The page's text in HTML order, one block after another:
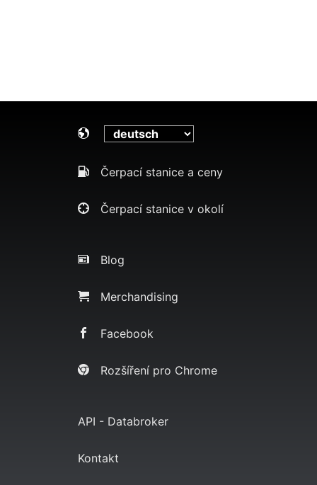
Čerpací stanice a ceny
Čerpací stanice v okolí
Blog
Merchandising
Facebook
Rozšíření pro Chrome
API - Databroker
Kontakt